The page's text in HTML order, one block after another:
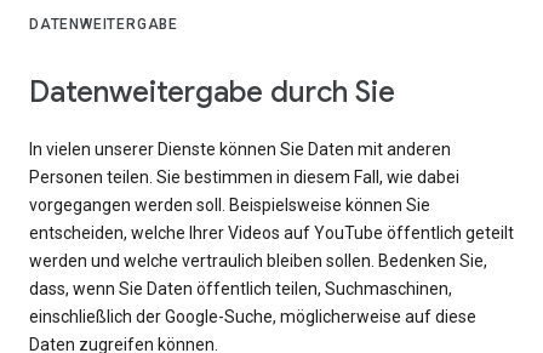
DATENWEITERGABE
Datenweitergabe durch Sie
In vielen unserer Dienste können Sie Daten mit anderen
Personen teilen. Sie bestimmen in diesem Fall, wie dabei
vorgegangen werden soll. Beispielsweise können Sie
entscheiden, welche Ihrer Videos auf YouTube öffentlich geteilt
werden und welche vertraulich bleiben sollen. Bedenken Sie,
dass, wenn Sie Daten öffentlich teilen, Suchmaschinen,
einschließlich der Google-Suche, möglicherweise auf diese
Daten zugreifen können.